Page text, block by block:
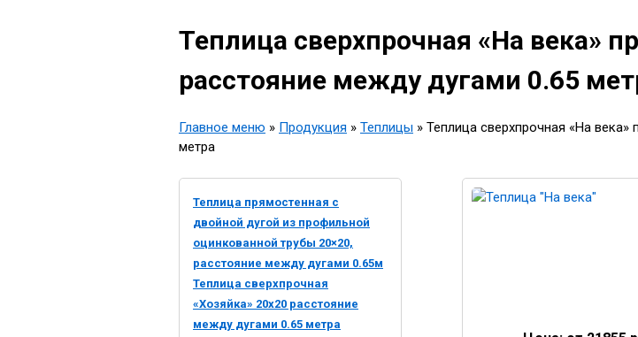
Теплица сверхпрочная «На века»
расстояние между дугами 0.65
Главное меню » Продукция » Теплицы » Теплица сверхпрочная «На
метра
Теплица прямостенная с
двойной дугой из профильной
оцинкованной трубы 20×20,
расстояние между дугами 0.65м
Теплица сверхпрочная
«Хозяйка» 20х20 расстояние
между дугами 0.65 метра